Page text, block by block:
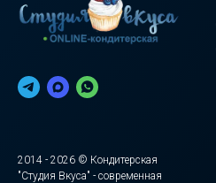
2014 - 2026 © Кондитерская
"Студия Вкуса" - современная